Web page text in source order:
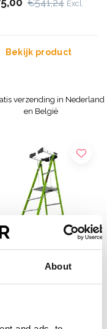
About
€541,24 Excl.
Bekijk product
verzending in Nederland
en België